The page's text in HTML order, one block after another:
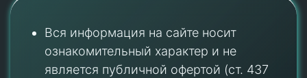
Вся информация на сайте носит
ознакомительный характер и не
является публичной офертой (ст. 437